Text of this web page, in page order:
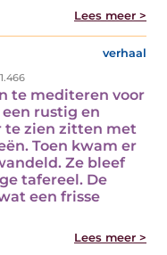
Lees meer >
verhaal
te mediteren voor
rustig en
te zien zitten met
Toen kwam er
Ze bleef
tafereel. De
een frisse
Lees meer >